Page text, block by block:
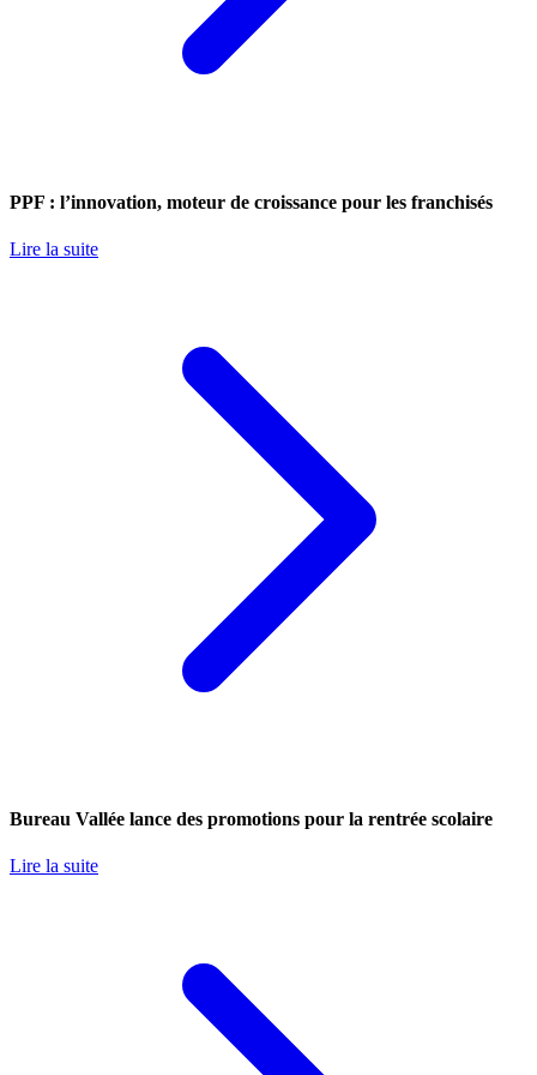
PPF : l’innovation, moteur de croissance pour les franchisés
Lire la suite
Bureau Vallée lance des promotions pour la rentrée scolaire
Lire la suite